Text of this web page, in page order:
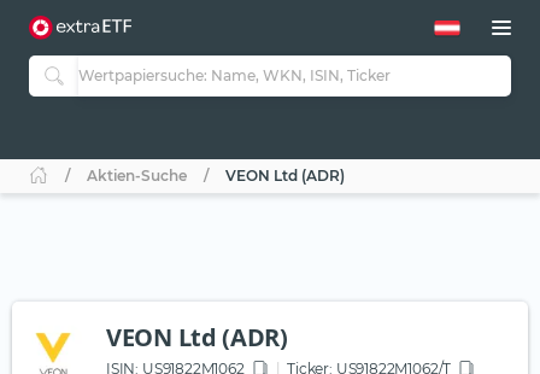
Aktien-Suche VEON Ltd (ADR)
VEON Ltd (ADR)
ISIN: US91822M1062 Ticker: US91822M1062/T